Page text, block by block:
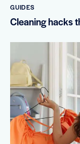
GUIDES
Cleaning hacks